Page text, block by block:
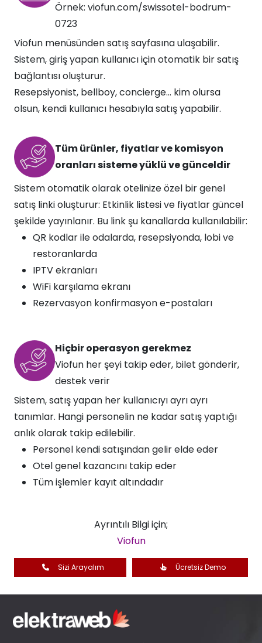
Örnek: viofun.com/swissotel-bodrum-
0723
Viofun menüsünden satış sayfasına ulaşabilir.
Sistem, giriş yapan kullanıcı için otomatik bir satış
bağlantısı oluşturur.
Resepsiyonist, bellboy, concierge… kim olursa
olsun, kendi kullanıcı hesabıyla satış yapabilir.
Tüm ürünler, fiyatlar ve komisyon
oranları sisteme yüklü ve günceldir​
Sistem otomatik olarak otelinize özel bir genel
satış linki oluşturur: Etkinlik listesi ve fiyatlar güncel
şekilde yayınlanır. Bu link şu kanallarda kullanılabilir:
QR kodlar ile odalarda, resepsiyonda, lobi ve
restoranlarda
IPTV ekranları
WiFi karşılama ekranı
Rezervasyon konfirmasyon e-postaları
Hiçbir operasyon gerekmez​​
Viofun her şeyi takip eder, bilet gönderir,
destek verir​
Sistem, satış yapan her kullanıcıyı ayrı ayrı
tanımlar. Hangi personelin ne kadar satış yaptığı
anlık olarak takip edilebilir.
Personel kendi satışından gelir elde eder
Otel genel kazancını takip eder
Tüm işlemler kayıt altındadır
Ayrıntılı Bilgi için;
Viofun
Sizi Arayalım Ücretsiz Demo